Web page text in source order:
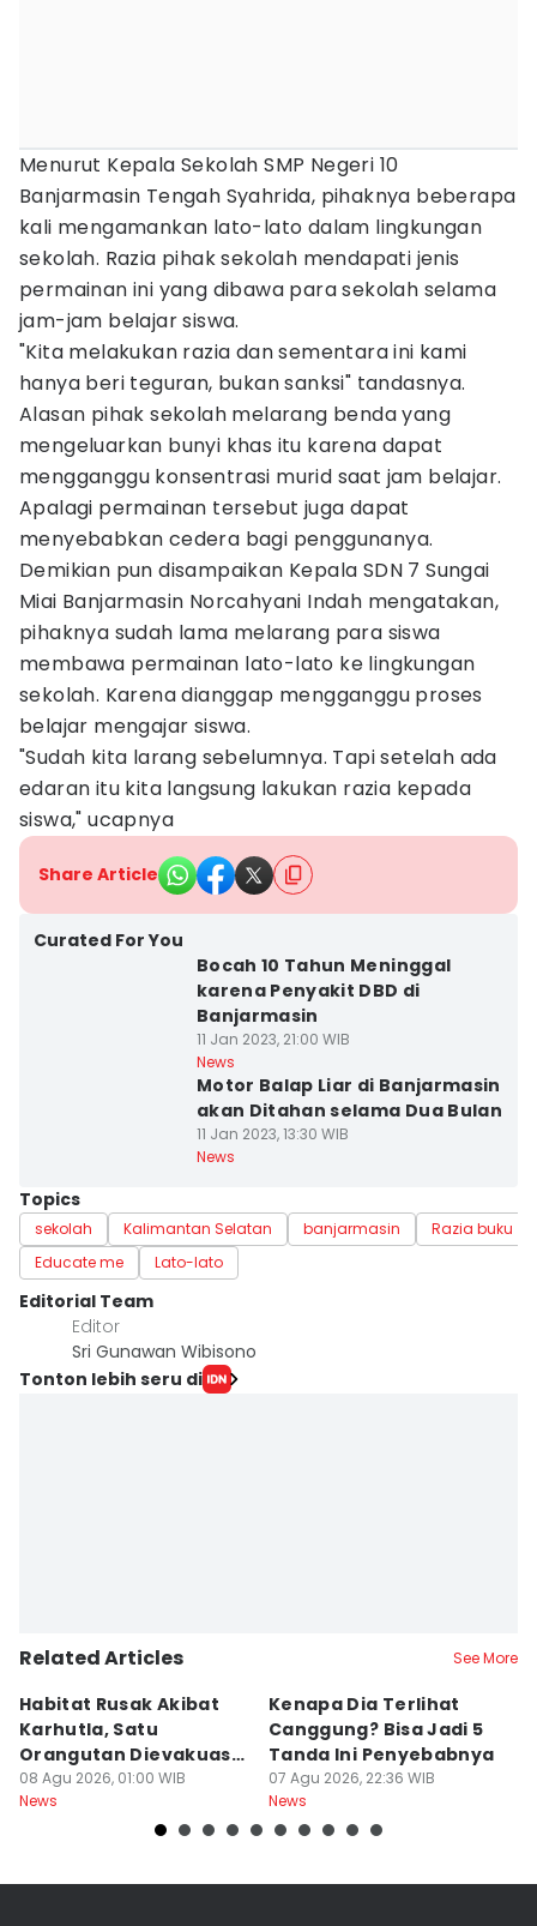
Menurut Kepala Sekolah SMP Negeri 10
Banjarmasin Tengah Syahrida, pihaknya beberapa
kali mengamankan lato-lato dalam lingkungan
sekolah. Razia pihak sekolah mendapati jenis
permainan ini yang dibawa para sekolah selama
jam-jam belajar siswa.
"Kita melakukan razia dan sementara ini kami
hanya beri teguran, bukan sanksi" tandasnya.
Alasan pihak sekolah melarang benda yang
mengeluarkan bunyi khas itu karena dapat
mengganggu konsentrasi murid saat jam belajar.
Apalagi permainan tersebut juga dapat
menyebabkan cedera bagi penggunanya.
Demikian pun disampaikan Kepala SDN 7 Sungai
Miai Banjarmasin Norcahyani Indah mengatakan,
pihaknya sudah lama melarang para siswa
membawa permainan lato-lato ke lingkungan
sekolah. Karena dianggap mengganggu proses
belajar mengajar siswa.
"Sudah kita larang sebelumnya. Tapi setelah ada
edaran itu kita langsung lakukan razia kepada
siswa," ucapnya
Share Article
Curated For You
Bocah 10 Tahun Meninggal
karena Penyakit DBD di
Banjarmasin
11 Jan 2023, 21:00 WIB
News
Motor Balap Liar di Banjarmasin
akan Ditahan selama Dua Bulan
11 Jan 2023, 13:30 WIB
News
Topics
sekolah Kalimantan Selatan banjarmasin
Razia buku
Educate me
Lato-lato
Editorial Team
Editor
Sri Gunawan Wibisono
Tonton lebih seru di
Related Articles See More
Habitat Rusak Akibat
Karhutla, Satu
Orangutan Dievakuasi
di Ketapang
08 Agu 2026, 01:00 WIB
News
Kenapa Dia Terlihat
Canggung? Bisa Jadi 5
Tanda Ini Penyebabnya
07 Agu 2026, 22:36 WIB
News